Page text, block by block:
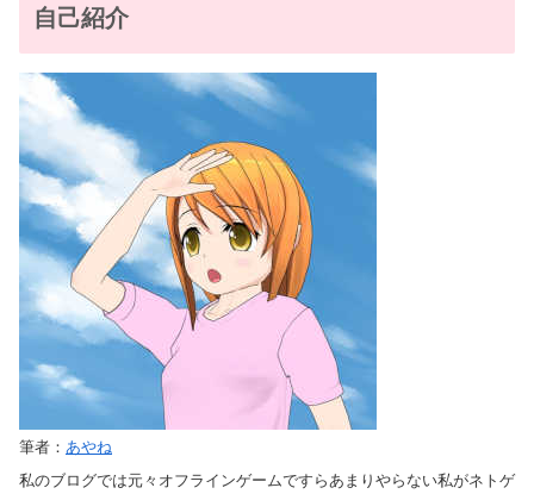
自己紹介
筆者： あやね
私のブログでは元々オフラインゲームですらあまりやらない私がネトゲ